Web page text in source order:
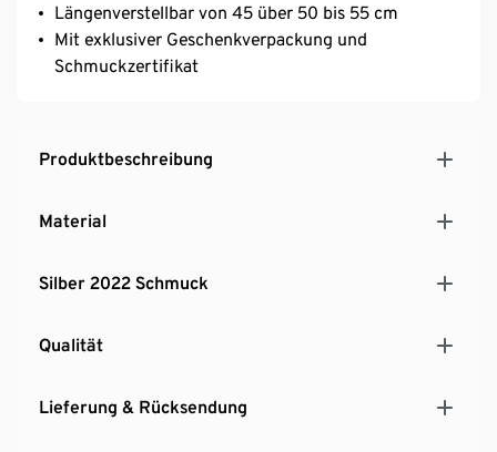
Längenverstellbar von 45 über 50 bis 55 cm
Mit exklusiver Geschenkverpackung und
Schmuckzertifikat
Produktbeschreibung
Material
Silber 2022 Schmuck
Qualität
Lieferung & Rücksendung